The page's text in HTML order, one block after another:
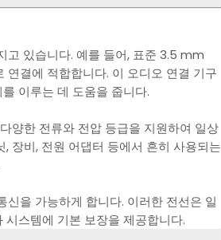
고 있습니다. 예를 들어, 표준 3.5 mm
연결에 적합합니다. 이 오디오 연결 기구
이루는 데 도움을 줍니다.
양한 전류와 전압 등급을 지원하여 일상
장비, 전원 어댑터 등에서 흔히 사용되는
을 가능하게 합니다. 이러한 전선은 일
스템에 기본 보장을 제공합니다.